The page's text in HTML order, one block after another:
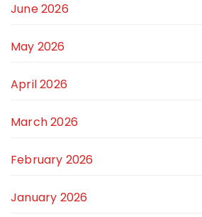
June 2026
May 2026
April 2026
March 2026
February 2026
January 2026